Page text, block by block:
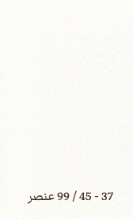
37 - 45 / 99 عنصر